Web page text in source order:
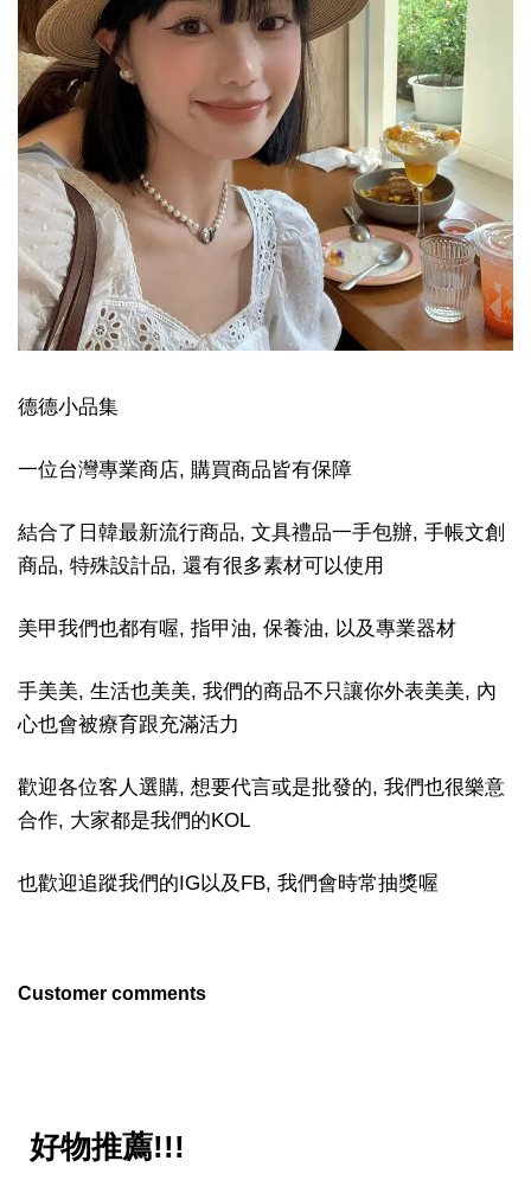
德德小品集
一位台灣專業商店, 購買商品皆有保障
結合了日韓最新流行商品, 文具禮品一手包辦, 手帳文創
商品, 特殊設計品, 還有很多素材可以使用
美甲我們也都有喔, 指甲油, 保養油, 以及專業器材
手美美, 生活也美美, 我們的商品不只讓你外表美美, 內
心也會被療育跟充滿活力
歡迎各位客人選購, 想要代言或是批發的, 我們也很樂意
合作, 大家都是我們的KOL
也歡迎追蹤我們的IG以及FB, 我們會時常抽獎喔
Customer comments
好物推薦!!!